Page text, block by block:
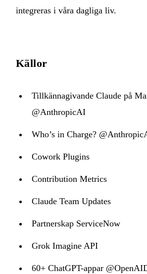
integreras i våra dagliga liv.
Källor
Tillkännagivande Claude på
@AnthropicAI
Who’s in Charge?
Cowork Plugins
Contribution Metrics
Claude Team Updates
Partnerskap ServiceNow
Grok Imagine API
60+ ChatGPT-appar